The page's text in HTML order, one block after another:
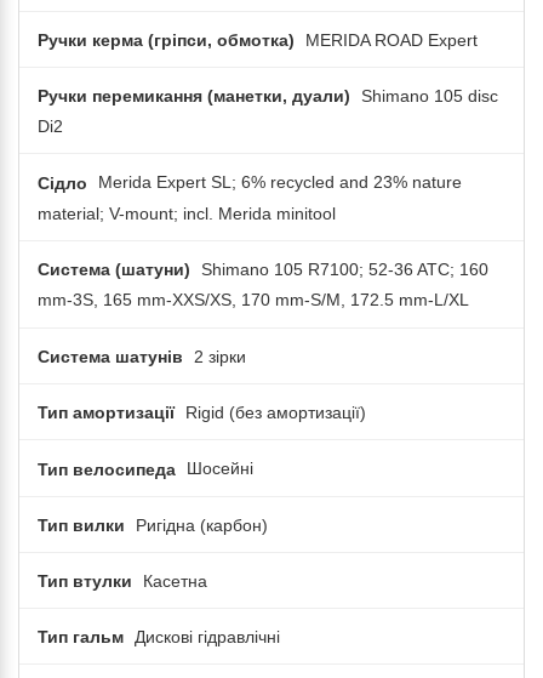
Ручки керма (гріпси, обмотка) MERIDA ROAD Expert
Ручки перемикання (манетки, дуали)
Shimano 105 disc
Di2
Сідло
Merida Expert SL; 6% recycled and 23% nature
material; V-mount; incl. Merida minitool
Система (шатуни)
Shimano 105 R7100; 52-36 ATC; 160
mm-3S, 165 mm-XXS/XS, 170 mm-S/M, 172.5 mm-L/XL
Система шатунів 2 зірки
Тип амортизації Rigid (без амортизації)
Тип велосипеда Шосейні
Тип вилки Ригідна (карбон)
Тип втулки Касетна
Тип гальм Дискові гідравлічні